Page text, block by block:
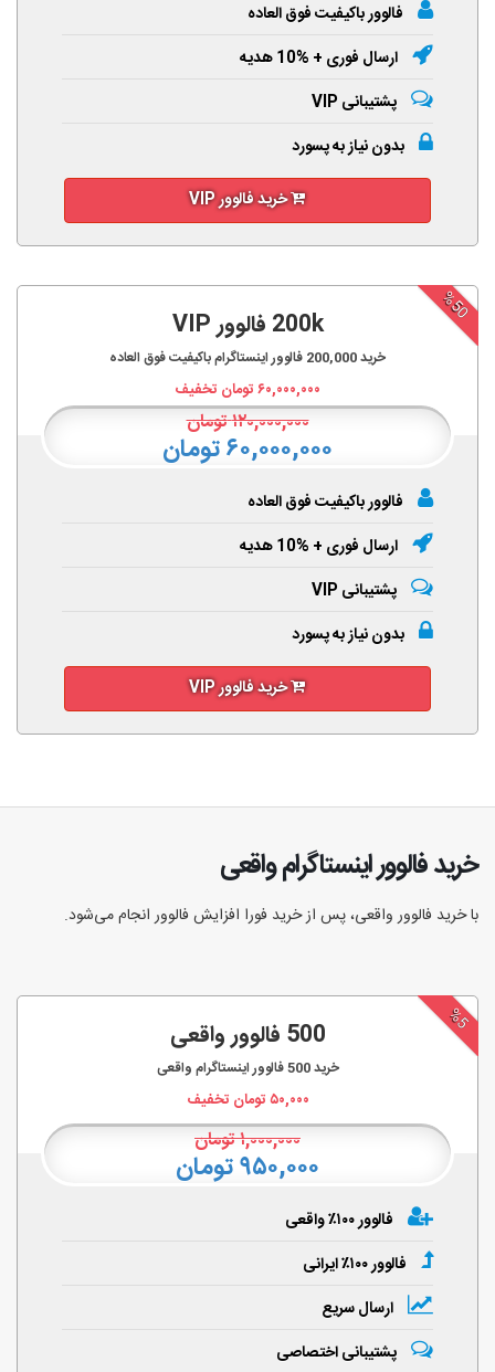
فالوور باکیفیت فوق العاده
ارسال فوری + %10 هدیه
پشتیبانی VIP
بدون نیاز به پسورد
خرید فالوور VIP
%50
200k فالوور VIP
خرید200,000 فالوور اینستاگرام باکیفیت فوق العاده
۶۰,۰۰۰,۰۰۰تومان تخفیف
۱۲۰,۰۰۰,۰۰۰تومان
۶۰,۰۰۰,۰۰۰ تومان
فالوور باکیفیت فوق العاده
ارسال فوری + %10 هدیه
پشتیبانی VIP
بدون نیاز به پسورد
خرید فالوور VIP
خرید فالوور اینستاگرام واقعی
با خرید فالوور واقعی، پس از خرید فورا افزایش فالوور انجام‌ می‌شود.
%5 500 فالوور واقعی
خرید500فالوور اینستاگرام واقعی
۵۰,۰۰۰تومان تخفیف
۱,۰۰۰,۰۰۰تومان
۹۵۰,۰۰۰ تومان
فالوور ۱۰۰٪ واقعی
فالوور ۱۰۰٪ ایرانی
ارسال سریع
پشتیبانی اختصاصی